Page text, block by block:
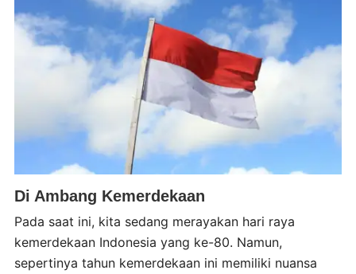
Di Ambang Kemerdekaan
Pada saat ini, kita sedang merayakan hari raya
kemerdekaan Indonesia yang ke-80. Namun,
sepertinya tahun kemerdekaan ini memiliki nuansa